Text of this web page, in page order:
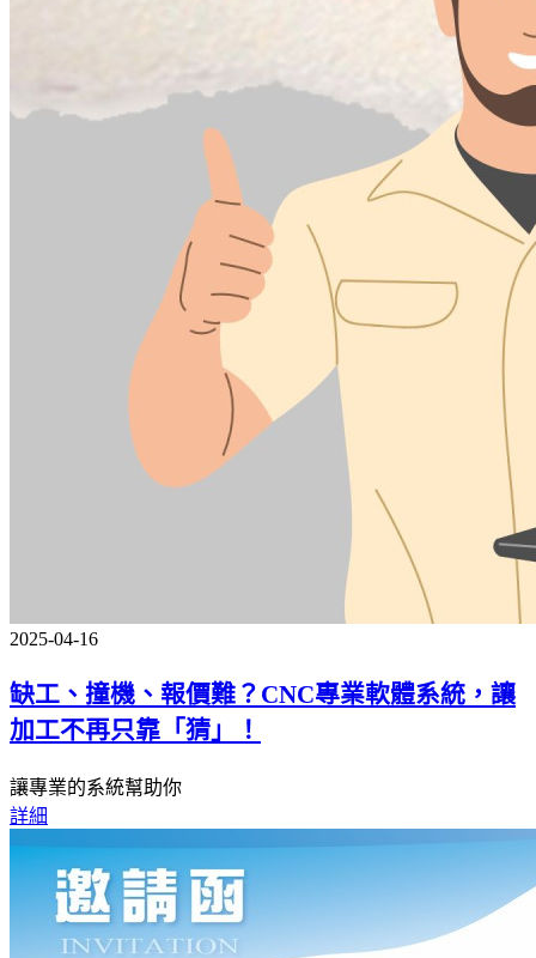
2025-04-16
缺工、撞機、報價難？CNC專業軟體系統，讓
加工不再只靠「猜」！
讓專業的系統幫助你
詳細